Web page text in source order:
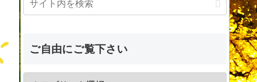
ご自由にご覧下さい